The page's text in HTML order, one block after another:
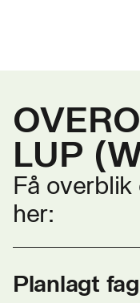
LUP
Få
her:
Planlagt